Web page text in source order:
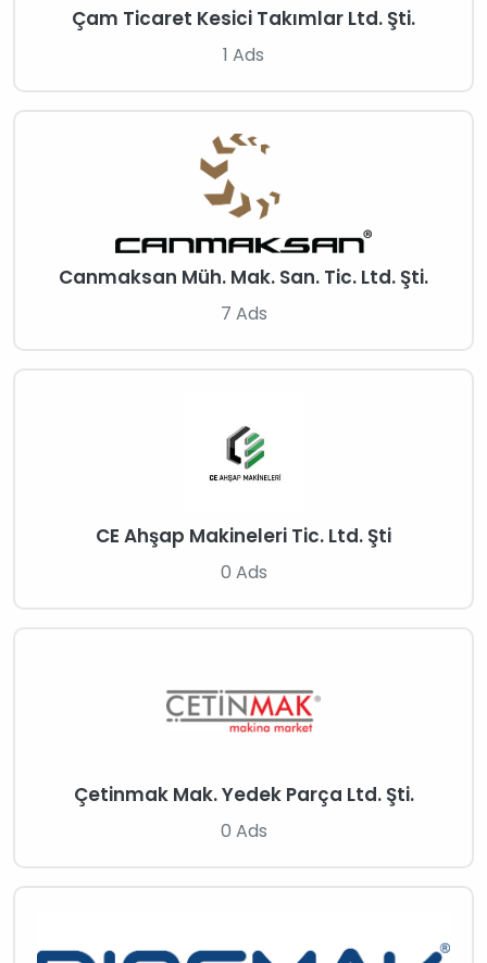
Çam Ticaret Kesici Takımlar Ltd. Şti.
1 Ads
Canmaksan Müh. Mak. San. Tic. Ltd. Şti.
7 Ads
CE Ahşap Makineleri Tic. Ltd. Şti
0 Ads
Çetinmak Mak. Yedek Parça Ltd. Şti.
0 Ads